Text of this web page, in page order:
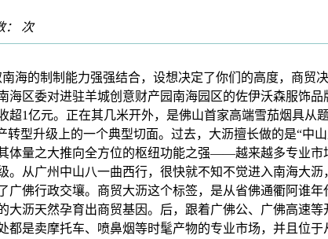
： 次
的制制能力强强结合，设想决定了你们的高度，商贸
海区委对进驻羊城创意财产园南海园区的佐伊沃森服饰
超1亿元。正在其几米开外，是佛山首家高端雪茄烟具
转型升级上的一个典型切面。过去，大沥擅长做的是“
体量之大推向全方位的枢纽功能之强——越来越多专业
。从广州中山八一曲西行，很快就不知不觉进入南海大
广佛行政交壤。商贸大沥这个标签，是从省佛通衢阿谁
大沥天然孕育出商贸基因。后，跟着广佛公、广佛高速
都是卖摩托车、喷鼻烟等时髦产物的专业市场，并且位